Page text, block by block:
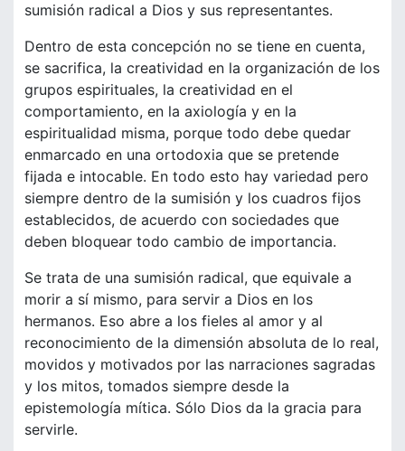
sumisión radical a Dios y sus representantes.
Dentro de esta concepción no se tiene en cuenta,
se sacrifica, la creatividad en la organización de los
grupos espirituales, la creatividad en el
comportamiento, en la axiología y en la
espiritualidad misma, porque todo debe quedar
enmarcado en una ortodoxia que se pretende
fijada e intocable. En todo esto hay variedad pero
siempre dentro de la sumisión y los cuadros fijos
establecidos, de acuerdo con sociedades que
deben bloquear todo cambio de importancia.
Se trata de una sumisión radical, que equivale a
morir a sí mismo, para servir a Dios en los
hermanos. Eso abre a los fieles al amor y al
reconocimiento de la dimensión absoluta de lo real,
movidos y motivados por las narraciones sagradas
y los mitos, tomados siempre desde la
epistemología mítica. Sólo Dios da la gracia para
servirle.